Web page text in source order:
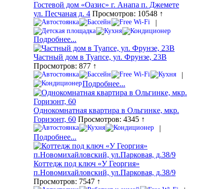
Гостевой дом «Оазис» г. Анапа п. Джемете
ул. Песчаная д. 4 Просмотров: 10548 ↑
|
Подробнее...
Частный дом в Туапсе, ул. Фрунзе, 23В
Просмотров: 877 ↑
|
Подробнее...
Однокомнатная квартира в Ольгинке, мкр.
Горизонт, 60 Просмотров: 4345 ↑
|
Подробнее...
Коттедж под ключ «У Георгия»
п.Новомихайловский, ул.Парковая, д.38/9
Просмотров: 7547 ↑